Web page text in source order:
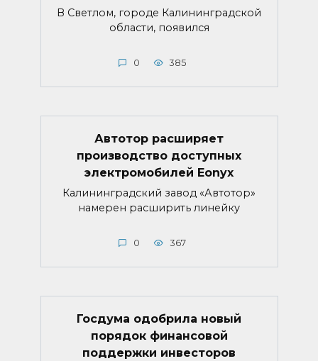
В Светлом, городе Калининградской
области, появился
0 385
Автотор расширяет
производство доступных
электромобилей Eonyx
Калининградский завод «Автотор»
намерен расширить линейку
0 367
Госдума одобрила новый
порядок финансовой
поддержки инвесторов